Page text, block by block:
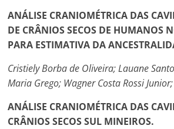
ANÁLISE CRANIOMÉTRICA DAS
DE CRÂNIOS SECOS DE HUMANOS
PARA ESTIMATIVA DA
Cristiely Borba de Oliveira; Lauane
Maria Grego; Wagner Costa Rossi
ANÁLISE CRANIOMÉTRICA DAS
CRÂNIOS SECOS SUL MINEIROS.